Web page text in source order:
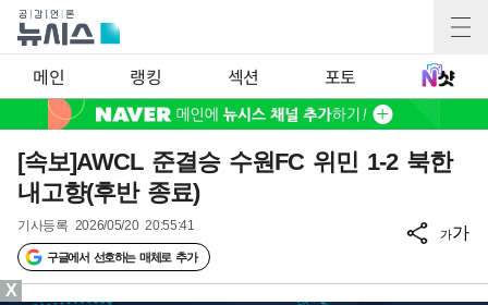
메인 랭킹 섹션 포토
[속보]AWCL 준결승 수원FC 위민 1-2 북한
내고향(후반 종료)
기사등록 2026/05/20 20:55:41
구글에서 선호하는 매체로 추가
가가
X